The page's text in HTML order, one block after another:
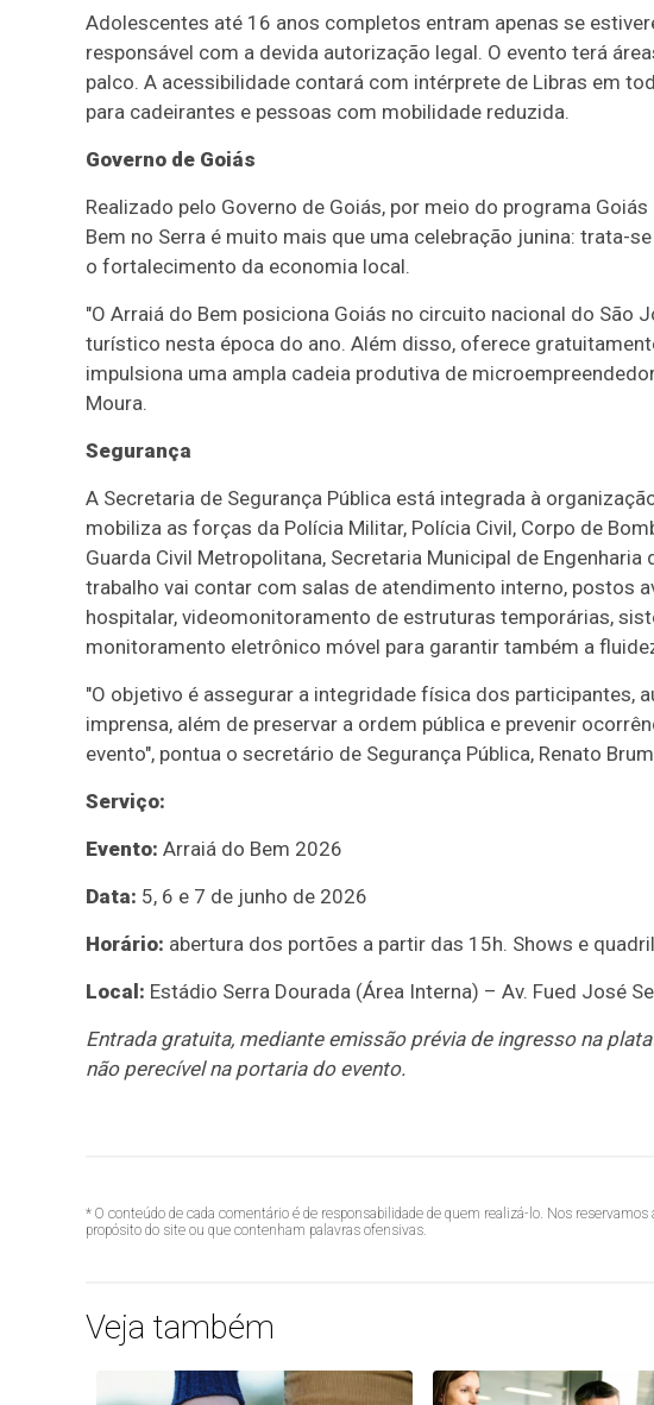
Adolescentes até 16 anos completos entram apenas se
responsável com a devida autorização legal. O evento terá
palco. A acessibilidade contará com intérprete de Libras em
para cadeirantes e pessoas com mobilidade reduzida.
Governo de Goiás
Realizado pelo Governo de Goiás, por meio do programa
Bem no Serra é muito mais que uma celebração junina: trata-
o fortalecimento da economia local.
"O Arraiá do Bem posiciona Goiás no circuito nacional do
turístico nesta época do ano. Além disso, oferece
impulsiona uma ampla cadeia produtiva de
Moura.
Segurança
A Secretaria de Segurança Pública está integrada à
mobiliza as forças da Polícia Militar, Polícia Civil, Corpo de
Guarda Civil Metropolitana, Secretaria Municipal de Engenharia
trabalho vai contar com salas de atendimento interno, postos
hospitalar, videomonitoramento de estruturas temporárias,
monitoramento eletrônico móvel para garantir também a
"O objetivo é assegurar a integridade física dos participantes,
imprensa, além de preservar a ordem pública e prevenir
evento", pontua o secretário de Segurança Pública, Renato
Serviço:
Evento: Arraiá do Bem 2026
Data: 5, 6 e 7 de junho de 2026
Horário: abertura dos portões a partir das 15h. Shows e
Local: Estádio Serra Dourada (Área Interna) – Av. Fued José
Entrada gratuita, mediante emissão prévia de ingresso na
não perecível na portaria do evento.
* O conteúdo de cada comentário é de responsabilidade de quem realizá-lo. Nos
propósito do site ou que contenham palavras ofensivas.
Veja também